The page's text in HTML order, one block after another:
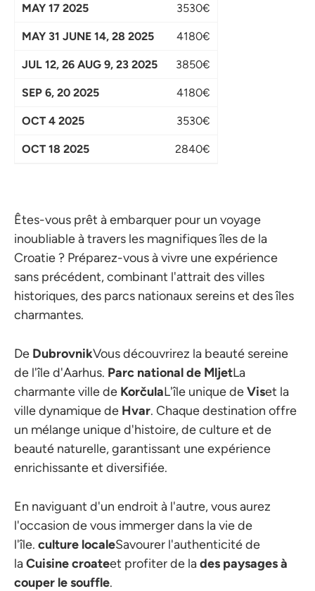
3530€
4180€
3850€
4180€
3530€
2840€
Êtes-vous prêt à embarquer pour un voyage
inoubliable à travers les magnifiques îles de la
Croatie ? Préparez-vous à vivre une expérience
sans précédent, combinant l'attrait des villes
historiques, des parcs nationaux sereins et des îles
charmantes.
De DubrovnikVous découvrirez la beauté sereine
de l'île d'Aarhus. Parc national de MljetLa
charmante ville de KorčulaL'île unique deViset la
ville dynamique de Hvar. Chaque destination offre
un mélange unique d'histoire, de culture et de
beauté naturelle, garantissant une expérience
enrichissante et diversifiée.
En naviguant d'un endroit à l'autre, vous aurez
l'occasion de vous immerger dans la vie de
l'île. culture localeSavourer l'authenticité de
laCuisine croateet profiter de lades paysages à
couper le souffle.